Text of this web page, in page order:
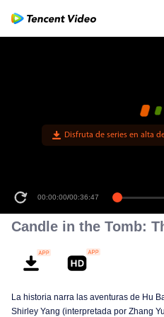
Disfruta de series en alta
00:00:00/00:36:47
Candle in the Tomb:
La historia narra las aventuras de Hu
Shirley Yang (interpretada por Zhang